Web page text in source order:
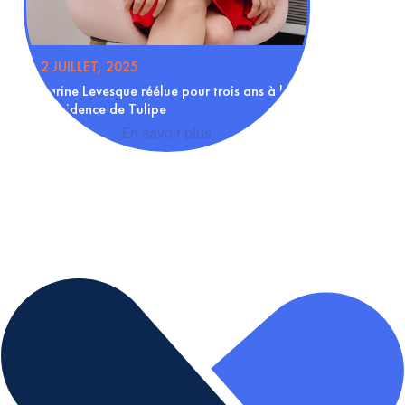
2 JUILLET, 2025
Karine Levesque réélue pour trois ans à la
présidence de Tulipe
En savoir plus